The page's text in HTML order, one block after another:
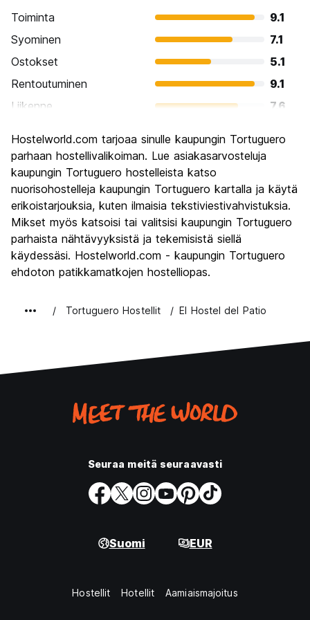
Toiminta
9.1
Syominen
7.1
Ostokset
5.1
Rentoutuminen
9.1
Liikenne
7.6
Kulttuuri
Yöelämä
Rahanarvoinen
8.0
Hostelworld.com tarjoaa sinulle kaupungin Tortuguero
parhaan hostellivalikoiman. Lue asiakasarvosteluja
kaupungin Tortuguero hostelleista katso
nuorisohostelleja kaupungin Tortuguero kartalla ja käytä
erikoistarjouksia, kuten ilmaisia tekstiviestivahvistuksia.
Mikset myös katsoisi tai valitsisi kaupungin Tortuguero
parhaista nähtävyyksistä ja tekemisistä siellä
käydessäsi. Hostelworld.com - kaupungin Tortuguero
ehdoton patikkamatkojen hostelliopas.
Tortuguero Hostellit El Hostel del Patio
Seuraa meitä seuraavasti
Suomi EUR
Hostellit Hotellit Aamiaismajoitus